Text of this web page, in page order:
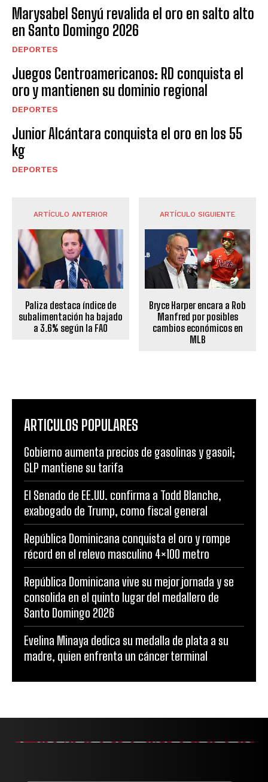
Marysabel Senyú revalida el oro en salto alto
en Santo Domingo 2026
DEPORTES
Juegos Centroamericanos: RD conquista el
oro y mantienen su dominio regional
DEPORTES
Junior Alcántara conquista el oro en los 55
kg
DEPORTES
ARTÍCULO ANTERIOR
Paliza destaca índice de
subalimentación ha bajado
a 3.6% según la FAO
ARTÍCULO SIGUIENTE
Bryce Harper encara a Rob
Manfred por posibles
cambios económicos en
MLB
ARTICULOS POPULARES
Gobierno aumenta precios de gasolinas y gasoil;
GLP mantiene su tarifa
El Senado de EE.UU. confirma a Todd Blanche,
exabogado de Trump, como fiscal general
República Dominicana conquista el oro y rompe
récord en el relevo masculino 4×100 metro
República Dominicana vive su mejor jornada y se
consolida en el quinto lugar del medallero de
Santo Domingo 2026
Evelina Minaya dedica su medalla de plata a su
madre, quien enfrenta un cáncer terminal